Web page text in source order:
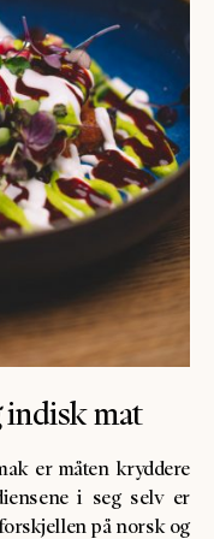
indisk mat
er måten kryddere
i seg selv er
på norsk og